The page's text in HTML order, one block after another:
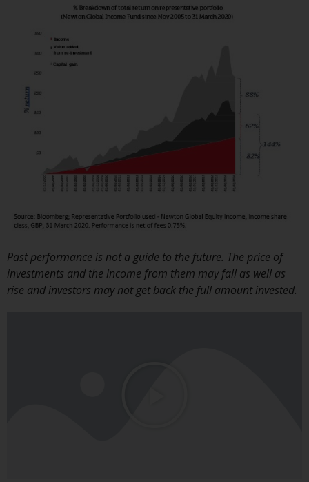
Informationen verlassen.
sicherzustellen, dass die
Informationen auf dieser Website
zum Zeitpunkt der
Veröffentlichung korrekt und
vollständig sind, übernimmt
eines ihrer verbundenen
Angemessenheit, Genauigkeit
oder Vollständigkeit dieser
Informationen und übernehmen
Past performance is not a guide to the future. The price of
investments and the income from them may fall as well as
rise and investors may not get back the full amount invested.